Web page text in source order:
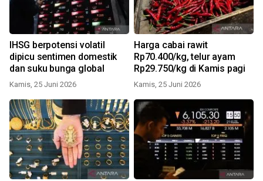
IHSG berpotensi volatil
dipicu sentimen domestik
dan suku bunga global
Kamis, 25 Juni 2026
Harga cabai rawit
Rp70.400/kg, telur ayam
Rp29.750/kg di Kamis pagi
Kamis, 25 Juni 2026